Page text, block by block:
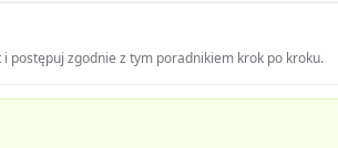
zgodnie z tym poradnikiem krok po kroku.